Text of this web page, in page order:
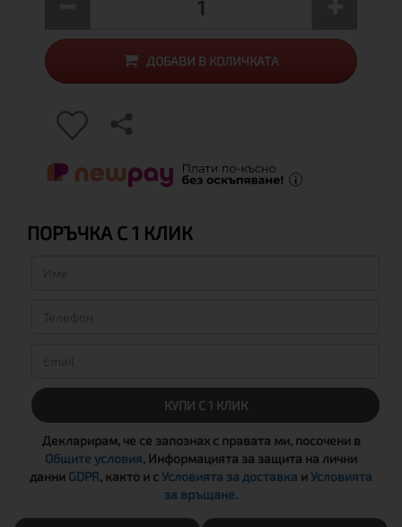
ДОБАВИ В КОЛИЧКАТА
ПОРЪЧКА С 1 КЛИК
КУПИ С 1 КЛИК
Декларирам, че се запознах с правата ми, посочени в
Общите условия, Информацията за защита на лични
данни GDPR, както и сУсловията за доставка иУсловията
за връщане.